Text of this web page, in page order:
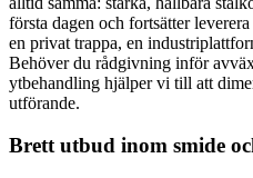
första dagen och fortsätter
en privat trappa, en
Behöver du rådgivning inför
ytbehandling hjälper vi till att
utförande.
Brett utbud inom smide